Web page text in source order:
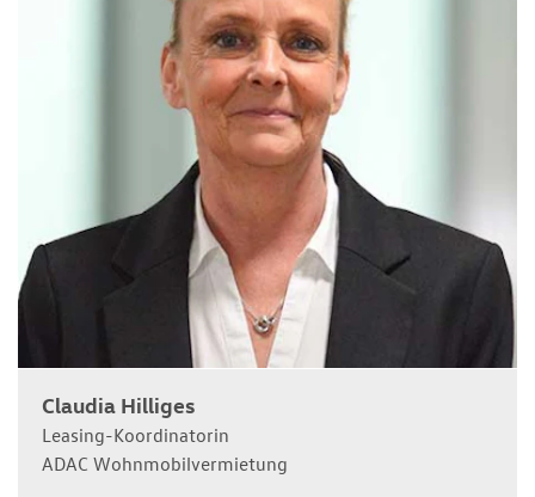
Claudia Hilliges
Leasing-Koordinatorin
ADAC Wohnmobilvermietung